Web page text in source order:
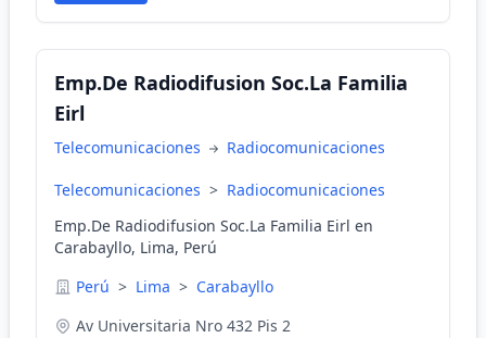
Emp.De Radiodifusion Soc.La Familia
Eirl
Telecomunicaciones Radiocomunicaciones
Telecomunicaciones > Radiocomunicaciones
Emp.De Radiodifusion Soc.La Familia Eirl en
Carabayllo, Lima, Perú
Perú > Lima > Carabayllo
Av Universitaria Nro 432 Pis 2